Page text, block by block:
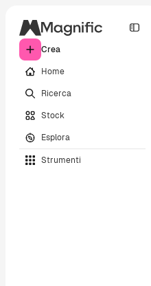
Crea
Home
Ricerca
Stock
Esplora
Strumenti